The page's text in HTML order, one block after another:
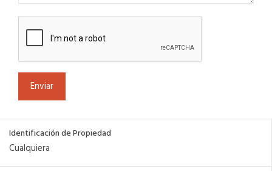
Identificación de Propiedad